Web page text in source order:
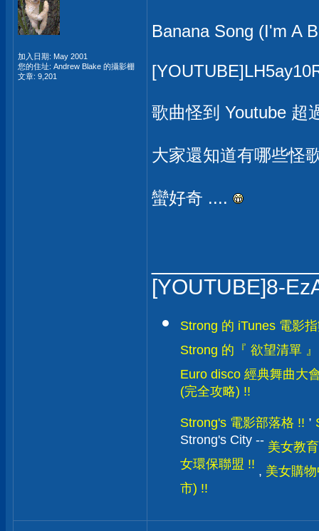
加入日期: May 2001
您的住址: Andrew Blake 的攝影棚
文章: 9,201
Banana Song (I'm A
歌曲怪到 Youtube 超
大家還知道有哪些怪
蠻好奇 ....
[YOUTUBE]8-
Strong 的 iTunes 電影
Strong 的『 欲望清單
Euro disco 經典舞曲大
(完全攻略) !!
Strong's 電影部落格 !! ,
Strong's City -- 美女教
女環保聯盟 !! , 美女購
市) !!